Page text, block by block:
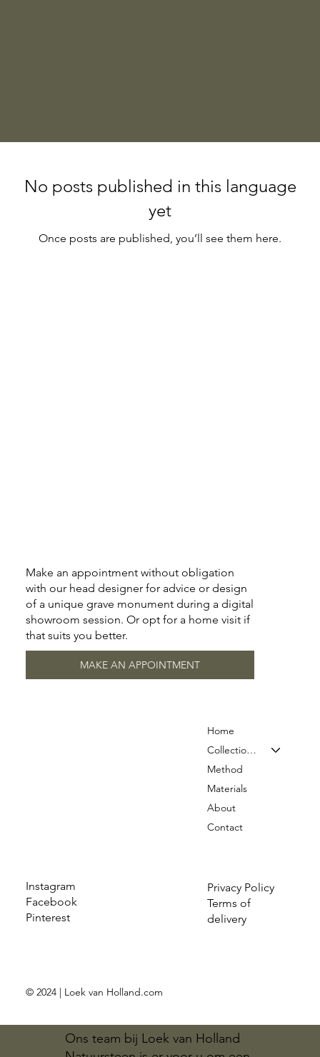
Ons team bij Loek van Holland
No posts published in this language
yet
Once posts are published, you’ll see them here.
Instagram
Facebook
Pinterest
Privacy Policy
Terms of
delivery
Home
Collection & Prices
Method
Materials
About
Contact
© 2024 | Loek van Holland.com
Make an appointment without obligation
with our head designer for advice or design
of a unique grave monument during a digital
showroom session. Or opt for a home visit if
that suits you better.
MAKE AN APPOINTMENT